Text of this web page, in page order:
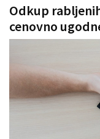
priljubljena
naglavna
svetilka
kot
Odkup
cenovno